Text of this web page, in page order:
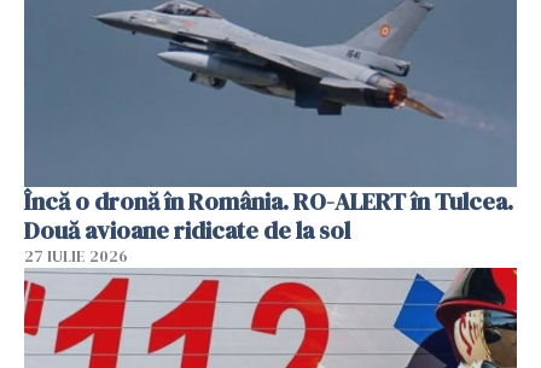
Încă o dronă în România. RO-ALERT în Tulcea.
Două avioane ridicate de la sol
27 IULIE 2026